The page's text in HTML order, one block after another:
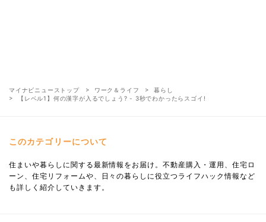
マイナビニューストップ ワーク＆ライフ
暮らし
【レベル1】何の漢字が入るでしょう? - 3秒でわかったらスゴイ!
このカテゴリーについて
住まいや暮らしに関する最新情報をお届け。不動産購入・運用、住宅ロ
ーン、住宅リフォームや、日々の暮らしに役立つライフハック情報など
も詳しく紹介していきます。